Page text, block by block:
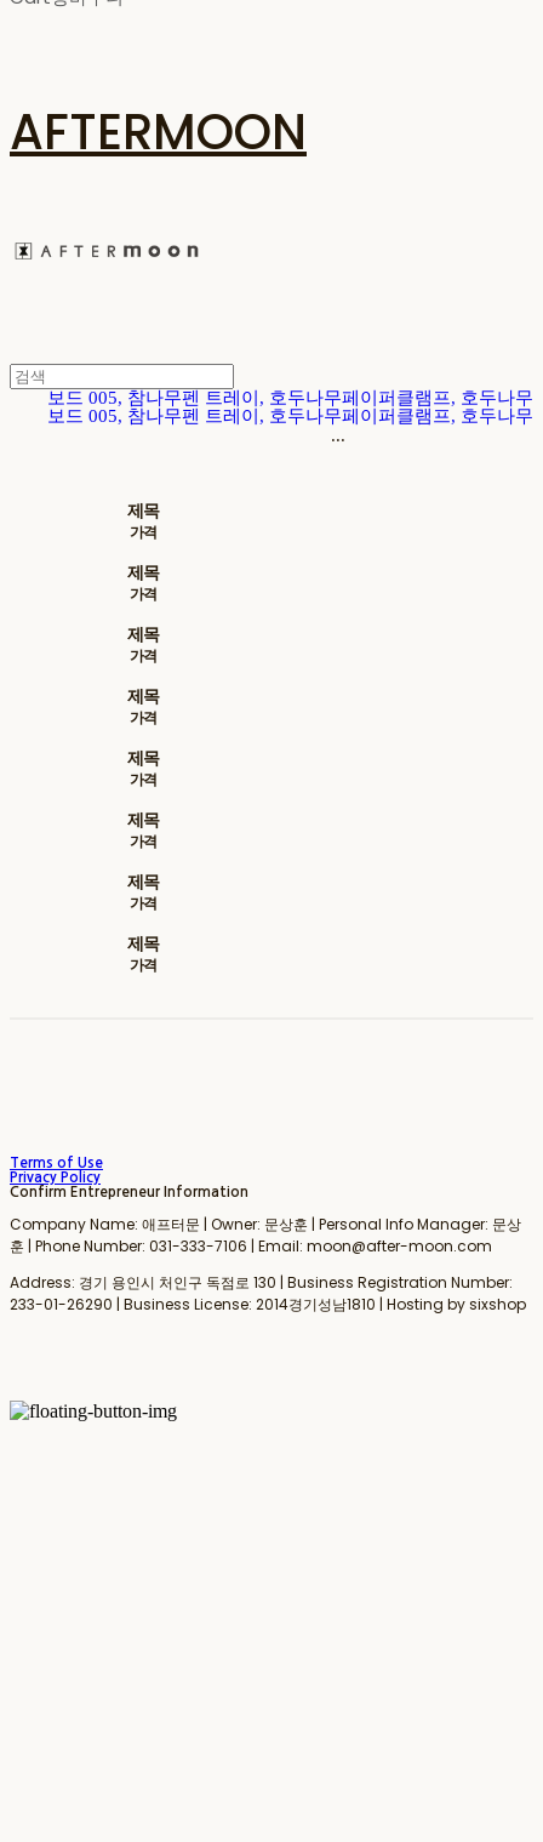
AFTERMOON
페이퍼클램프, 호두나무
펜 트레이, 호두나무
보드 005, 참나무
페이퍼클램프, 호두나무
펜 트레이, 호두나무
보드 005, 참나무
...
제목
가격
제목
가격
제목
가격
제목
가격
제목
가격
제목
가격
제목
가격
제목
가격
Terms of Use
Privacy Policy
Confirm Entrepreneur Information
Company Name: 애프터문 | Owner: 문상훈 | Personal Info Manager: 문상
훈 | Phone Number: 031-333-7106 | Email: moon@after-moon.com
Address: 경기 용인시 처인구 독점로 130 | Business Registration Number:
233-01-26290 | Business License: 2014경기성남1810 | Hosting by sixshop